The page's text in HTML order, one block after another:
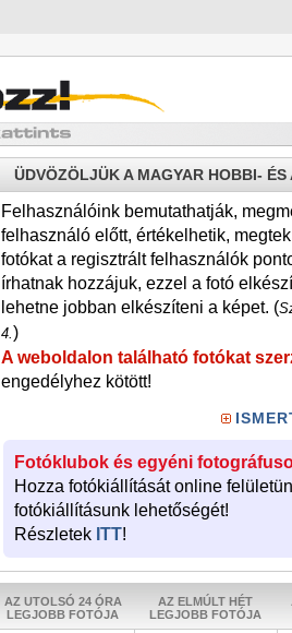
ÜDVÖZÖLJÜK A MAGYAR HOBBI-
Felhasználóink bemutathatják,
felhasználó előtt, értékelhetik,
fotókat a regisztrált felhasználók
írhatnak hozzájuk, ezzel a fotó
lehetne jobban elkészíteni a képet. (
4.)
A weboldalon található fotókat
engedélyhez kötött!
Fotóklubok és egyéni
Hozza fotókiállítását online
fotókiállításunk lehetőségét!
Részletek ITT!
AZ UTOLSÓ 24 ÓRA
LEGJOBB FOTÓJA
AZ ELMÚLT HÉT
LEGJOBB FOTÓJA